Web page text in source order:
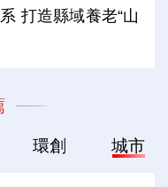
打造縣域養老“山
環創 城市